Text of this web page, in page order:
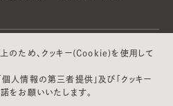
のため、クッキー(Cookie)を使用して
個人情報の第三者提供」及び「クッキー
をお願いいたします。